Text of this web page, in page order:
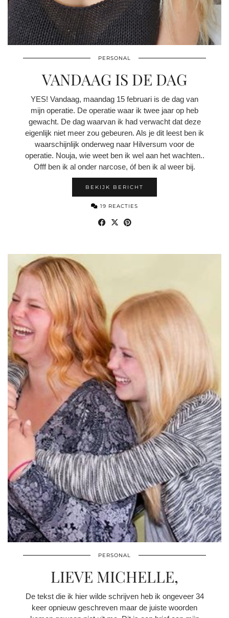
PERSONAL
VANDAAG IS DE DAG
YES! Vandaag, maandag 15 februari is de dag van
mijn operatie. De operatie waar ik twee jaar op heb
gewacht. De dag waarvan ik had verwacht dat deze
eigenlijk niet meer zou gebeuren. Als je dit leest ben ik
waarschijnlijk onderweg naar Hilversum voor de
operatie. Nouja, wie weet ben ik wel aan het wachten..
Offf ben ik al onder narcose, óf ben ik al weer bij.
BEKIJK BERICHT
19 REACTIES
PERSONAL
LIEVE MICHELLE,
De tekst die ik hier wilde schrijven heb ik ongeveer 34
keer opnieuw geschreven maar de juiste woorden